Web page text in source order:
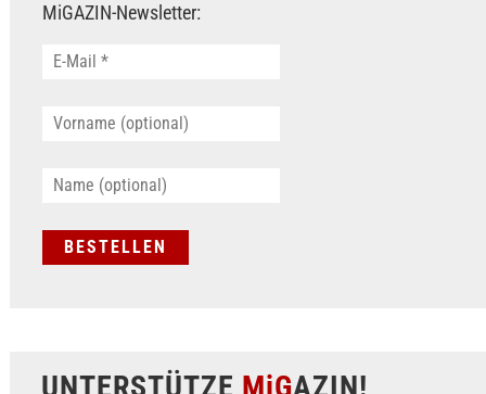
MiGAZIN-Newsletter: